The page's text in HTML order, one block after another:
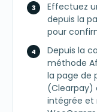
Effectuez
depuis la
pour
Depuis la
méthode
la page de
(Clearpay)
intégrée et